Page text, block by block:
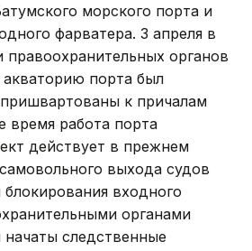
морского порта и
фарватера. 3 апреля в
органов
порта был
к причалам
время работа порта
действует в прежнем
выхода судов
входного
органами
начаты следственные